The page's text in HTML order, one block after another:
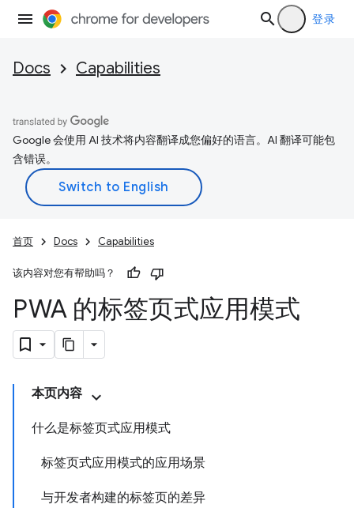
登录
Docs Capabilities
Google 会使用 AI 技术将内容翻译成您偏好的语言。AI 翻译可能包
含错误。
首页 Docs Capabilities
该内容对您有帮助吗？
PWA 的标签页式应用模式
本页内容
什么是标签页式应用模式
标签页式应用模式的应用场景
与开发者构建的标签页的差异